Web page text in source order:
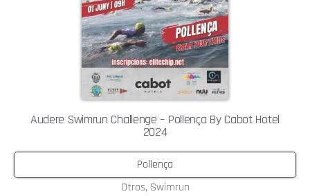
Audere Swimrun Challenge – Pollença By Cabot Hotel
2024
Pollença
Otros, Swimrun